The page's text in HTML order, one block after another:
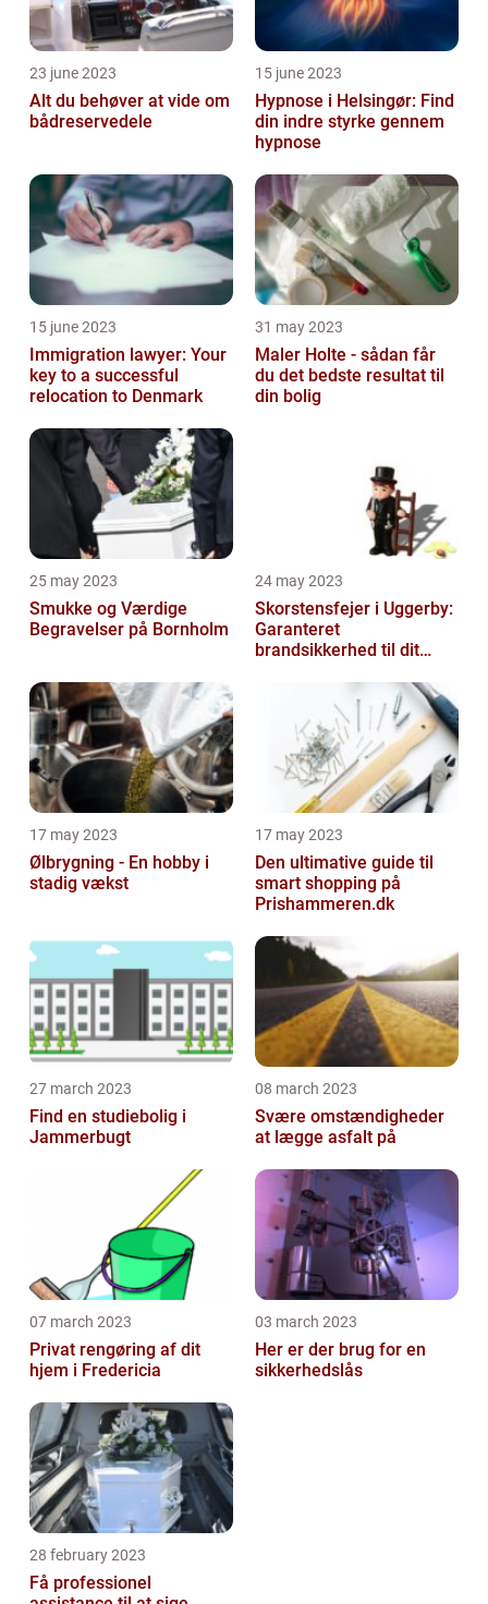
23 june 2023
Alt du behøver at vide om
bådreservedele
15 june 2023
Hypnose i Helsingør: Find
din indre styrke gennem
hypnose
15 june 2023
Immigration lawyer: Your
key to a successful
relocation to Denmark
31 may 2023
Maler Holte - sådan får
du det bedste resultat til
din bolig
25 may 2023
Smukke og Værdige
Begravelser på Bornholm
24 may 2023
Skorstensfejer i Uggerby:
Garanteret
brandsikkerhed til dit
17 may 2023
Ølbrygning - En hobby i
stadig vækst
17 may 2023
Den ultimative guide til
smart shopping på
Prishammeren.dk
27 march 2023
Find en studiebolig i
Jammerbugt
08 march 2023
Svære omstændigheder
at lægge asfalt på
07 march 2023
Privat rengøring af dit
hjem i Fredericia
03 march 2023
Her er der brug for en
sikkerhedslås
28 february 2023
Få professionel